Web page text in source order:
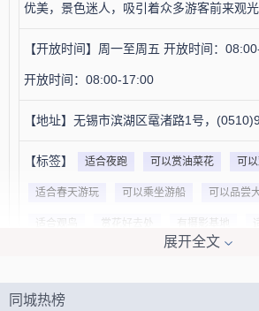
优美，景色迷人，吸引着众多游客前来观光
【开放时间】周一至周五 开放时间：
开放时间：08:00-17:00
【地址】无锡市滨湖区鼋渚路1号，
【标签】 适合夜跑 可以赏油菜花 可
适合春天游玩 可以乘坐游船 可以品尝
赏花好去处 有摄影基地
赏荷花 可以观赏芦花 可以体验渔家风
展开全文
同城热榜